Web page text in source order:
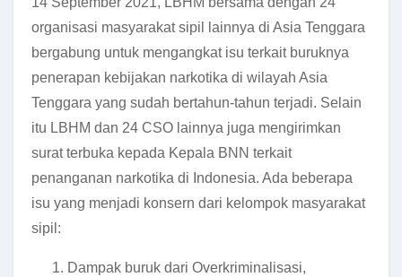
organisasi masyarakat sipil lainnya di Asia Tenggara
bergabung untuk mengangkat isu terkait buruknya
penerapan kebijakan narkotika di wilayah Asia
Tenggara yang sudah bertahun-tahun terjadi. Selain
itu LBHM dan 24 CSO lainnya juga mengirimkan
surat terbuka kepada Kepala BNN terkait
penanganan narkotika di Indonesia. Ada beberapa
isu yang menjadi konsern dari kelompok masyarakat
sipil:
Dampak buruk dari Overkriminalisasi,